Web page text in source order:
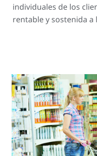
individuales de los
rentable y sostenida a